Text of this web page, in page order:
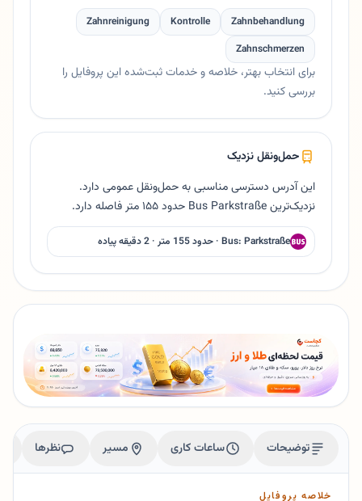
Zahnbehandlung
Kontrolle
Zahnreinigung
Zahnschmerzen
برای انتخاب بهتر، خلاصه و خدمات ثبت‌شده این پروفایل را
بررسی کنید.
حمل‌ونقل نزدیک
این آدرس دسترسی مناسبی به حمل‌ونقل عمومی دارد.
نزدیک‌ترین Bus Parkstraße حدود ۱۵۵ متر فاصله دارد.
Bus: Parkstraße · حدود 155 متر · 2 دقیقه پیاده
توضیحات ساعات کاری مسیر نظرها
خلاصه پروفایل